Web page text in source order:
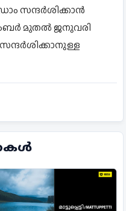
സന്ദർശിക്കാൻ
മുതൽ ജനുവരി